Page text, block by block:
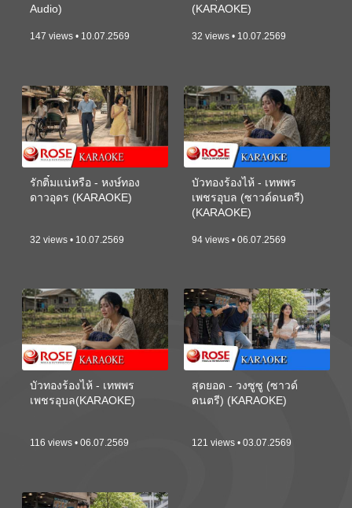
Audio)
147 views • 10.07.2569
(KARAOKE)
32 views • 10.07.2569
รักติ๋มแน่หรือ - หงษ์ทอง
ดาวอุดร (KARAOKE)
32 views • 10.07.2569
บัวทองร้องไห้ - เทพพร
เพชรอุบล (ซาวด์ดนตรี)
(KARAOKE)
94 views • 06.07.2569
บัวทองร้องไห้ - เทพพร
เพชรอุบล(KARAOKE)
116 views • 06.07.2569
สุดยอด - วงซูซู (ซาวด์
ดนตรี) (KARAOKE)
121 views • 03.07.2569